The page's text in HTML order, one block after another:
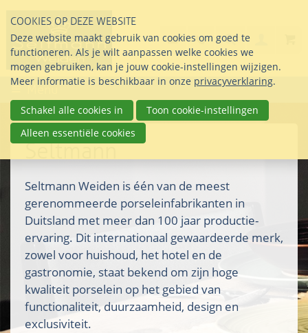
links
over
Direct
naar
inhoud
Direct
naar
het
info@seltmann-
Stel uw vraag
085 76 07 000
Search
Menu
Seltmann
Seltmann Weiden is één van de meest
gerenommeerde porseleinfabrikanten in
Duitsland met meer dan 100 jaar productie-
ervaring. Dit internationaal gewaardeerde merk,
zowel voor huishoud, het hotel en de
gastronomie, staat bekend om zijn hoge
kwaliteit porselein op het gebied van
functionaliteit, duurzaamheid, design en
exclusiviteit.
COOKIES OP DEZE WEBSITE
Deze website maakt gebruik van cookies om goed te
functioneren. Als je wilt aanpassen welke cookies we
mogen gebruiken, kan je jouw cookie-instellingen wijzigen.
Meer informatie is beschikbaar in onze privacyverklaring.
Schakel alle cookies in
Toon cookie-instellingen
Alleen essentiële cookies